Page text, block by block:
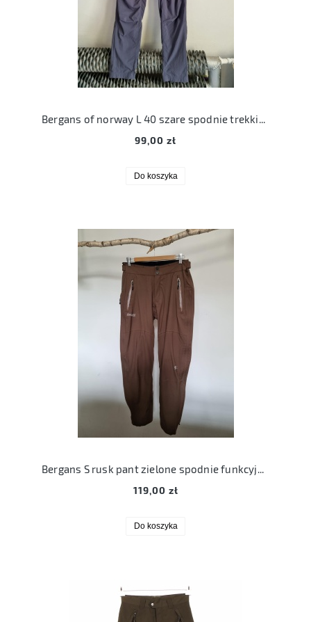
Bergans of norway L 40 szare spodnie trekkingowe
99,00 zł
Do koszyka
Bergans S rusk pant zielone spodnie funkcyjne trekkingowe męskie
119,00 zł
Do koszyka